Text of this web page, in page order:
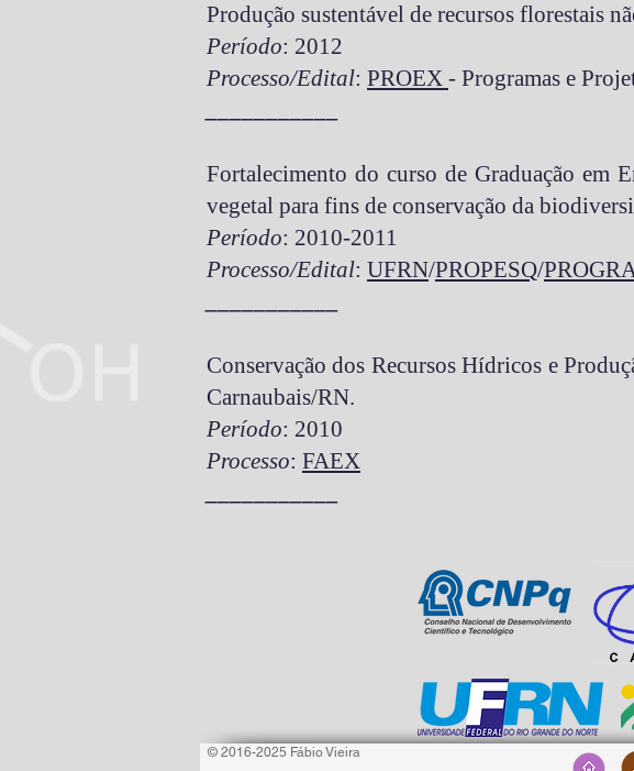
Produção sustentável de recursos florestais
Período: 2012
Processo/Edital: PROEX - Programas e
Fortalecimento do curso de Graduação em
vegetal para fins de conservação da
Período: 2010-2011
Processo/Edital: UFRN/PROPESQ/
Conservação dos Recursos Hídricos e
Carnaubais/RN.
Período: 2010
Processo: FAEX
© 2016-2025 Fábio Vieira